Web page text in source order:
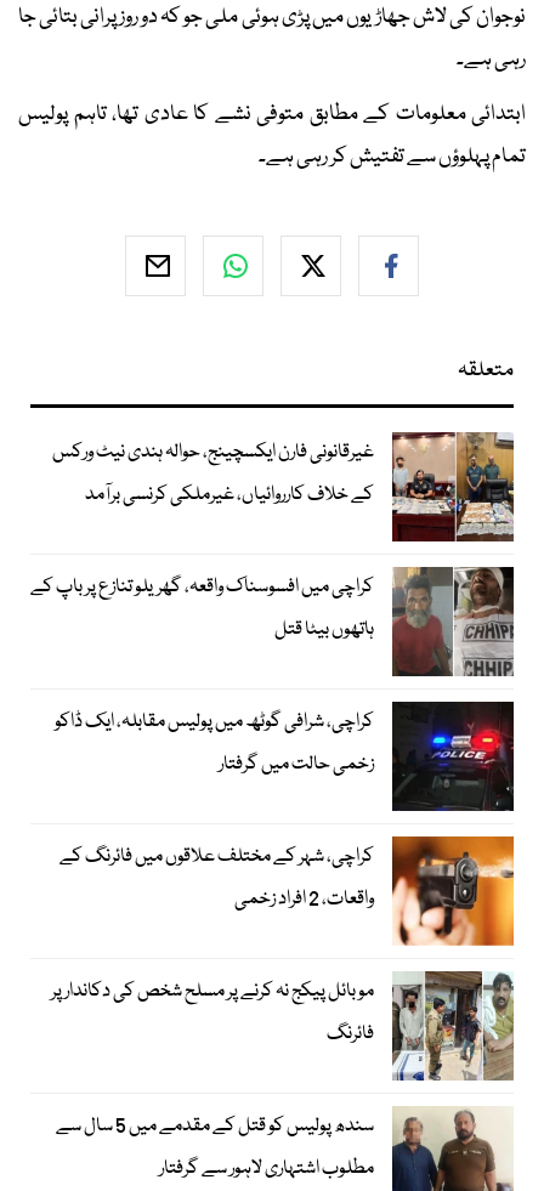
نوجوان کی لاش جھاڑیوں میں پڑی ہوئی ملی جو کہ دو روز پرانی بتائی جا
رہی ہے۔
ابتدائی معلومات کے مطابق متوفی نشے کا عادی تھا، تاہم پولیس
تمام پہلوؤں سے تفتیش کر رہی ہے۔
متعلقہ
غیرقانونی فارن ایکسچینج، حوالہ ہندی نیٹ ورکس
کے خلاف کارروائیاں، غیرملکی کرنسی برآمد
کراچی میں افسوسناک واقعہ، گھریلو تنازع پر باپ کے
ہاتھوں بیٹا قتل
کراچی، شرافی گوٹھ میں پولیس مقابلہ، ایک ڈاکو
زخمی حالت میں گرفتار
کراچی، شہر کے مختلف علاقوں میں فائرنگ کے
واقعات، 2 افراد زخمی
موبائل پیکج نہ کرنے پر مسلح شخص کی دکاندار پر
فائرنگ
سندھ پولیس کو قتل کے مقدمے میں 5 سال سے
مطلوب اشتہاری لاہور سے گرفتار